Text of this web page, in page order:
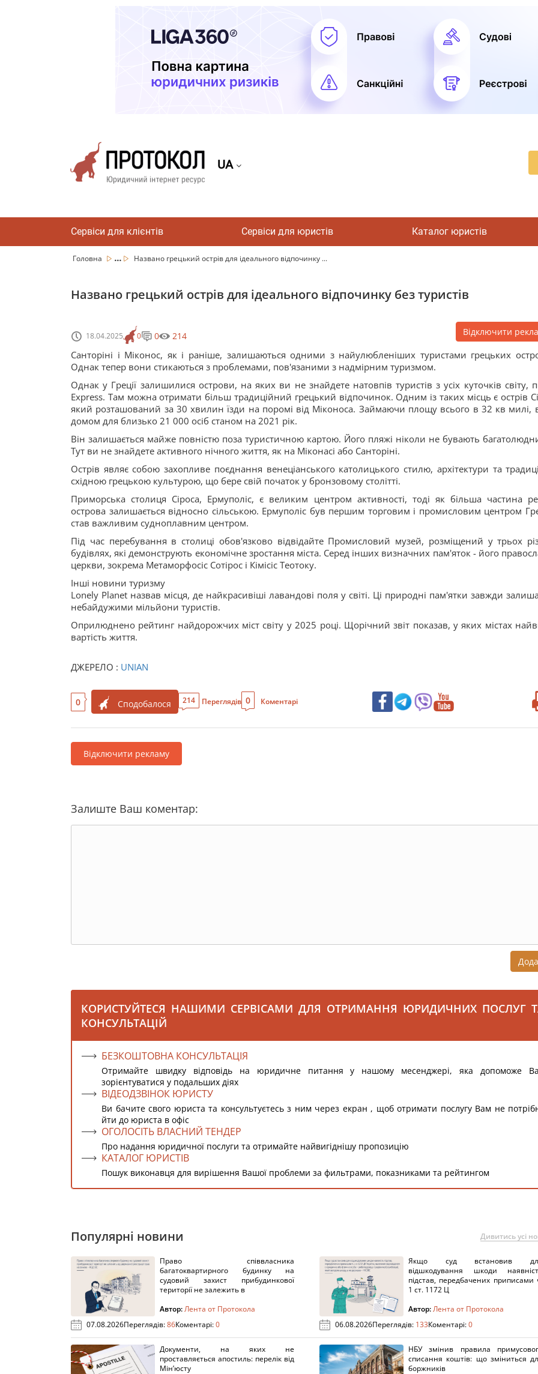
UA
Сервіси для клієнтів Сервіси для юристів Каталог юристів
Головна ... Названо грецький острів для ідеального відпочинку ...
Названо грецький острів для ідеального відпочинку без туристів
18.04.2025 0 0 214 Відключити
Санторіні і Міконос, як і раніше, залишаються одними з найулюбленіших туристами грецьких
Однак тепер вони стикаються з проблемами, пов'язаними з надмірним туризмом.
Однак у Греції залишилися острови, на яких ви не знайдете натовпів туристів з усіх куточків світу,
Express. Там можна отримати більш традиційний грецький відпочинок. Одним із таких місць є острів
який розташований за 30 хвилин їзди на поромі від Міконоса. Займаючи площу всього в 32 кв милі,
домом для близько 21 000 осіб станом на 2021 рік.
Він залишається майже повністю поза туристичною картою. Його пляжі ніколи не бувають
Тут ви не знайдете активного нічного життя, як на Міконасі або Санторіні.
Острів являє собою захопливе поєднання венеціанського католицького стилю, архітектури та
східною грецькою культурою, що бере свій початок у бронзовому столітті.
Приморська столиця Сіроса, Ермуполіс, є великим центром активності, тоді як більша частина
острова залишається відносно сільською. Ермуполіс був першим торговим і промисловим центром
став важливим судноплавним центром.
Під час перебування в столиці обов'язково відвідайте Промисловий музей, розміщений у трьох
будівлях, які демонструють економічне зростання міста. Серед інших визначних пам'яток - його
церкви, зокрема Метаморфосіс Сотірос і Кімісіс Теотоку.
Інші новини туризму
Lonely Planet назвав місця, де найкрасивіші лавандові поля у світі. Ці природні пам'ятки завжди
небайдужими мільйони туристів.
Оприлюднено рейтинг найдорожчих міст світу у 2025 році. Щорічний звіт показав, у яких містах
вартість життя.
ДЖЕРЕЛО : UNIAN
0 Сподобалося 214 Переглядів 0 Коментарі
Відключити рекламу
Залиште Ваш коментар:
КОРИСТУЙТЕСЯ НАШИМИ СЕРВІСАМИ ДЛЯ ОТРИМАННЯ ЮРИДИЧНИХ ПОСЛУГ
КОНСУЛЬТАЦІЙ
БЕЗКОШТОВНА КОНСУЛЬТАЦІЯ
Отримайте швидку відповідь на юридичне питання у нашому месенджері, яка допоможе
зорієнтуватися у подальших діях
ВІДЕОДЗВІНОК ЮРИСТУ
Ви бачите свого юриста та консультуєтесь з ним через екран , щоб отримати послугу Вам не
йти до юриста в офіс
ОГОЛОСІТЬ ВЛАСНИЙ ТЕНДЕР
Про надання юридичної послуги та отримайте найвигіднішу пропозицію
КАТАЛОГ ЮРИСТІВ
Пошук виконавця для вирішення Вашої проблеми за фильтрами, показниками та рейтингом
Популярні новини Дивитись усі
Право співвласника
багатоквартирного будинку на
судовий захист прибудинкової
території не залежить в
Автор:Лента от Протокола
07.08.2026Переглядів:86Коментарі:0
Якщо суд встановив
відшкодування шкоди
підстав, передбачених приписами
1 ст. 1172 Ц
Автор:Лента от Протокола
06.08.2026Переглядів: 133Коментарі:0
Документи, на яких не
проставляється апостиль: перелік від
Мін’юсту
НБУ змінив правила
списання коштів: що зміниться
боржників